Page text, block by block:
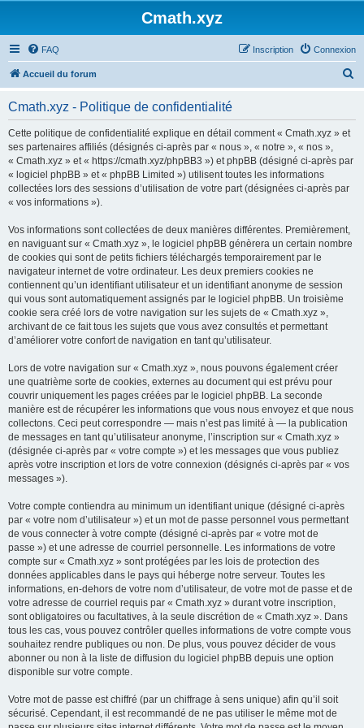
Cmath.xyz
FAQ Connexion
Inscription
Accueil du forum
Cmath.xyz - Politique de confidentialité
Cette politique de confidentialité explique en détail comment « Cmath.xyz » et
ses partenaires affiliés (désignés ci-après par « nous », « notre », « nos »,
« Cmath.xyz » et « https://cmath.xyz/phpBB3 ») et phpBB (désigné ci-après par
« logiciel phpBB » et « phpBB Limited ») utilisent toutes les informations
collectées lors des sessions d’utilisation de votre part (désignées ci-après par
« vos informations »).
Vos informations sont collectées de deux manières différentes. Premièrement,
en naviguant sur « Cmath.xyz », le logiciel phpBB génèrera un certain nombre
de cookies qui sont de petits fichiers téléchargés temporairement par le
navigateur internet de votre ordinateur. Les deux premiers cookies ne
contiennent qu’un identifiant utilisateur et un identifiant anonyme de session
qui vous sont automatiquement assignés par le logiciel phpBB. Un troisième
cookie sera créé lors de votre navigation sur les sujets de « Cmath.xyz »,
archivant de ce fait tous les sujets que vous avez consultés et permettant
d’améliorer votre confort de navigation en tant qu’utilisateur.
Lors de votre navigation sur « Cmath.xyz », nous pouvons également créer
une quatrième sorte de cookies, externes au document qui est prévu pour
couvrir uniquement les pages créées par le logiciel phpBB. La seconde
manière est de récupérer les informations que vous nous envoyez et que nous
collectons. Ceci peut correspondre — mais n’est pas limité à — la publication
de messages en tant qu’utilisateur anonyme, l’inscription sur « Cmath.xyz »
(désignée ci-après par « votre compte ») et les messages que vous publiez
après votre inscription et lors de votre connexion (désignés ci-après par « vos
messages »).
Votre compte contiendra au minimum un identifiant unique (désigné ci-après
par « votre nom d’utilisateur ») et un mot de passe personnel vous permettant
de vous connecter à votre compte (désigné ci-après par « votre mot de
passe ») et une adresse de courriel personnelle. Les informations de votre
compte sur « Cmath.xyz » sont protégées par les lois de protection des
données applicables dans le pays qui héberge notre serveur. Toutes les
informations, en-dehors de votre nom d’utilisateur, de votre mot de passe et de
votre adresse de courriel requis par « Cmath.xyz » durant votre inscription,
sont obligatoires ou facultatives, à la seule discrétion de « Cmath.xyz ». Dans
tous les cas, vous pouvez contrôler quelles informations de votre compte vous
souhaitez rendre publiques ou non. De plus, vous pouvez décider de vous
abonner ou non à la liste de diffusion du logiciel phpBB depuis une option
disponible sur votre compte.
Votre mot de passe est chiffré (par un chiffrage à sens unique) afin qu’il soit
sécurisé. Cependant, il est recommandé de ne pas utiliser le même mot de